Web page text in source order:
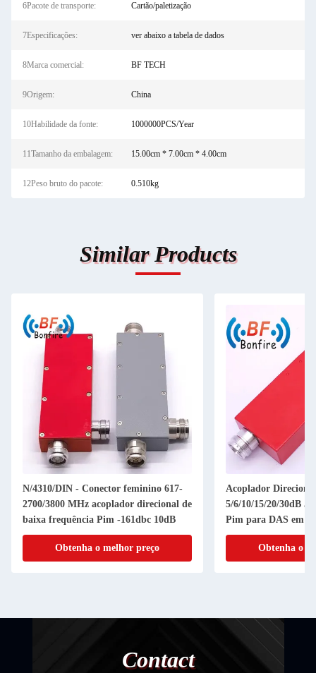
6Pacote de transporte: Cartão/paletização
7Especificações: ver abaixo a tabela de dados
8Marca comercial: BF TECH
9Origem: China
10Habilidade da fonte: 1000000PCS/Year
11Tamanho da embalagem: 15.00cm * 7.00cm * 4.00cm
12Peso bruto do pacote: 0.510kg
Similar Products
N/4310/DIN - Conector feminino 617-
2700/3800 MHz acoplador direcional de
baixa frequência Pim -161dbc 10dB
Obtenha o melhor preço
Acoplador
5/6/10/15/20/30dB
Pim para DAS em
Obtenha o
Contact